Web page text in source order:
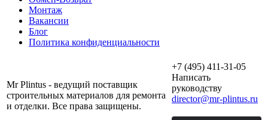
Монтаж
Вакансии
Блог
Политика конфиденциальности
Mr Plintus - ведущий поставщик
строительных материалов для ремонта
и отделки. Все права защищены.
+7 (495) 411-31-05
Написать
руководству
director@mr-plintus.ru